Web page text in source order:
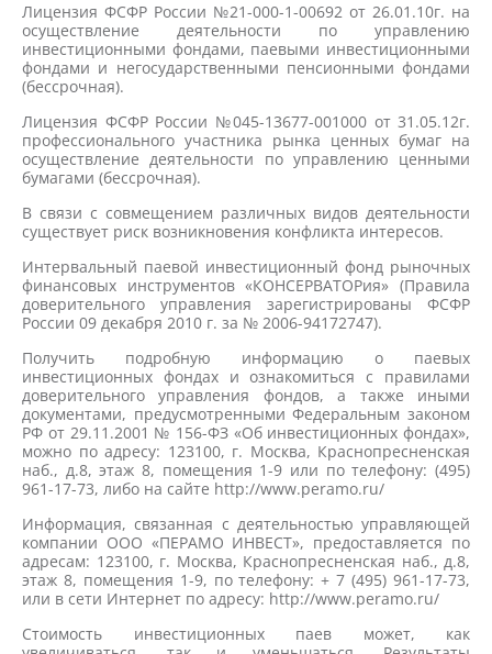
Лицензия ФСФР России №21-000-1-00692 от 26.01.10г. на
осуществление деятельности по управлению
инвестиционными фондами, паевыми инвестиционными
фондами и негосударственными пенсионными фондами
(бессрочная).
Лицензия ФСФР России №045-13677-001000 от 31.05.12г.
профессионального участника рынка ценных бумаг на
осуществление деятельности по управлению ценными
бумагами (бессрочная).
В связи с совмещением различных видов деятельности
существует риск возникновения конфликта интересов.
Интервальный паевой инвестиционный фонд рыночных
финансовых инструментов «КОНСЕРВАТОРия» (Правила
доверительного управления зарегистрированы ФСФР
России 09 декабря 2010 г. за № 2006-94172747).
Получить подробную информацию о паевых
инвестиционных фондах и ознакомиться с правилами
доверительного управления фондов, а также иными
документами, предусмотренными Федеральным законом
РФ от 29.11.2001 № 156-ФЗ «Об инвестиционных фондах»,
можно по адресу: 123100, г. Москва, Краснопресненская
наб., д.8, этаж 8, помещения 1-9 или по телефону: (495)
961-17-73, либо на сайте http://www.peramo.ru/
Информация, связанная с деятельностью управляющей
компании ООО «ПЕРАМО ИНВЕСТ», предоставляется по
адресам: 123100, г. Москва, Краснопресненская наб., д.8,
этаж 8, помещения 1-9, по телефону: + 7 (495) 961-17-73,
или в сети Интернет по адресу: http://www.peramo.ru/
Стоимость инвестиционных паев может, как